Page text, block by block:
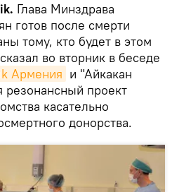
Глава Минздрава
готов после смерти
тому, кто будет в этом
во вторник в беседе
Армения и "Айкакан
проект
касательно
донорства.